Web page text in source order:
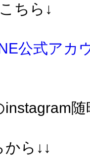
ちら↓
公式アカ
随
ら↓↓